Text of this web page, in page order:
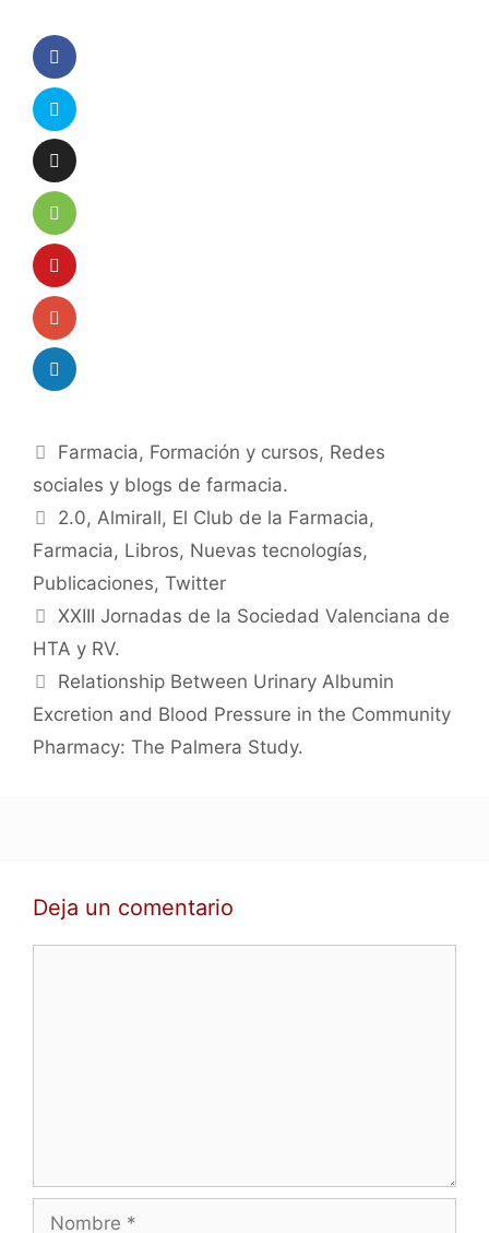
Categorías
Farmacia, Formación y cursos, Redes
sociales y blogs de farmacia.
Etiquetas
2.0,Almirall, El Club de la Farmacia,
Farmacia, Libros, Nuevas tecnologías,
Publicaciones, Twitter
Navegación
de
entradas
XXIII Jornadas de la Sociedad Valenciana de
HTA y RV.
Relationship Between Urinary Albumin
Excretion and Blood Pressure in the Community
Pharmacy: The Palmera Study.
Deja un comentario
Nombre